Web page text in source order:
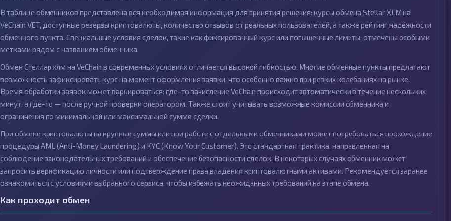
В таблице обменников представлена вся необходимая информация для принятия решения: курсы обмена Stellar XLM на
VeChain VET, доступные резервы криптовалюты, количество отзывов от реальных пользователей, а также рейтинг надёжности
обменного пункта. Специальные условия сделок, такие как фиксированный курс или повышенные лимиты, отмечены особыми
метками рядом с названием обменника.
Обмен Стеллар хлм на VeChain в современных условиях отличается высокой гибкостью. Многие обменные пункты предлагают
возможность зафиксировать курс на момент оформления заявки, что особенно важно при резких колебаниях на рынке.
Время обработки заявок может варьироваться: где-то зачисление VeChain происходит автоматически в течение нескольких
минут, а где-то — после ручной проверки оператором. Также стоит учитывать возможные комиссии обменника и
ограничения по минимальной или максимальной сумме сделки.
При обмене криптовалюты на крупные суммы или при работе с отдельными обменниками может потребоваться прохождение
процедуры AML (Anti-Money Laundering) и KYC (Know Your Customer). Это стандартная практика, направленная на
соблюдение законодательных требований и обеспечение безопасности сделок. В некоторых случаях обменник может
запросить верификацию личности или подтверждение права владения криптовалютными активами. Рекомендуется заранее
ознакомиться с условиями выбранного сервиса, чтобы избежать неожиданных требований на этапе обмена.
Как проходит обмен